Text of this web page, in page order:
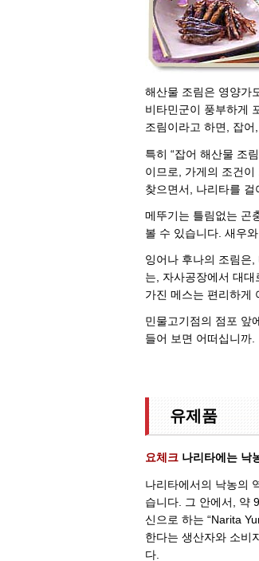
해산물 조림은 영양가
비타민군이 풍부하게
조림이라고 하면, 잡어
특히 “잡어 해산물 조
이므로, 가게의 조건
찾으면서, 나리타를 걸
메뚜기는 틀림없는 곤
볼 수 있습니다. 새우
잉어나 후나의 조림은
는, 자사공장에서 대
가진 메스는 편리하게
민물고기점의 점포 앞
들어 보면 어떠십니까.
유제품
요체크 나리타에는 낙
나리타에서의 낙농의
습니다. 그 안에서, 약
신으로 하는 “Narita
한다는 생산자와 소비
다.